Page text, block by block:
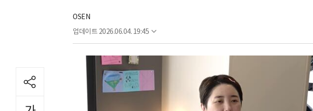
OSEN
업데이트 2026.06.04. 19:45